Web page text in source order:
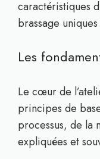
caractéristiques
brassage
Les
Le cœur de
principes de
processus, de la
expliquées et